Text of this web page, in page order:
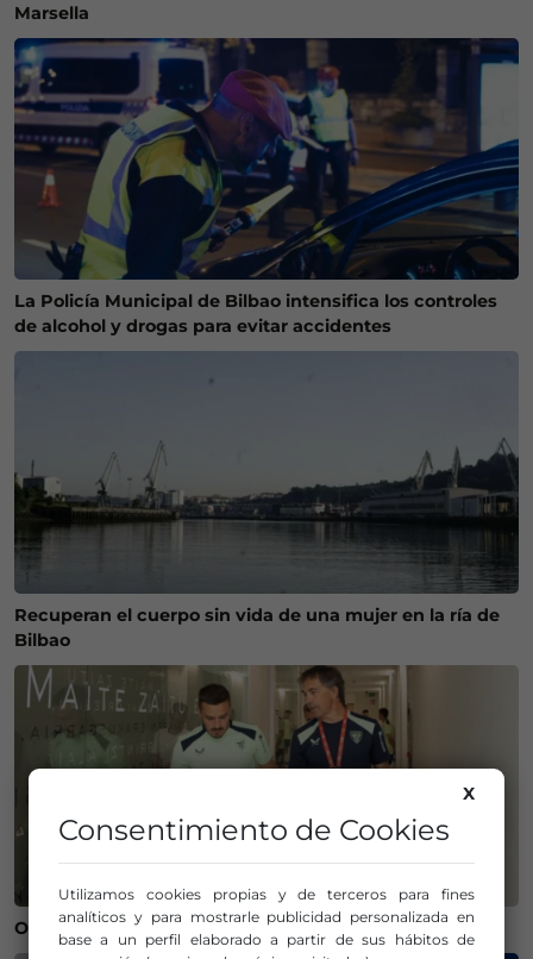
Marsella
La Policía Municipal de Bilbao intensifica los controles
de alcohol y drogas para evitar accidentes
Recuperan el cuerpo sin vida de una mujer en la ría de
Bilbao
Operación salida para Andoni Gorosabel
X
Consentimiento de Cookies
Utilizamos cookies propias y de terceros para fines
analíticos y para mostrarle publicidad personalizada en
base a un perfil elaborado a partir de sus hábitos de